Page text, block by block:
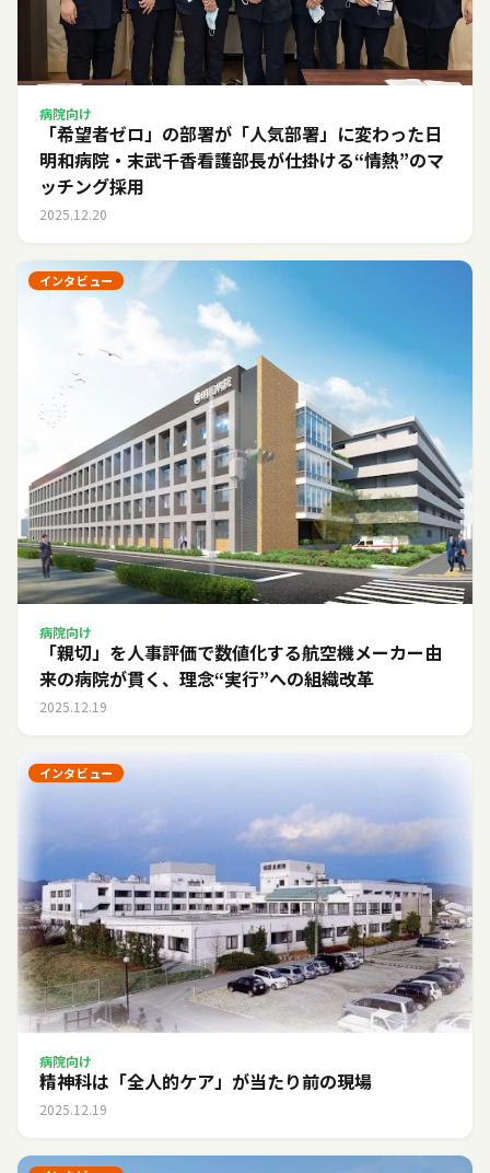
病院向け
「希望者ゼロ」の部署が「人気部署」に変わった日――
明和病院・末武千香看護部長が仕掛ける“情熱”のマ
ッチング採用
2025.12.20
インタビュー
病院向け
「親切」を人事評価で数値化する――航空機メーカー由
来の病院が貫く、理念“実行”への組織改革
2025.12.19
インタビュー
病院向け
精神科は「全人的ケア」が当たり前の現場
2025.12.19